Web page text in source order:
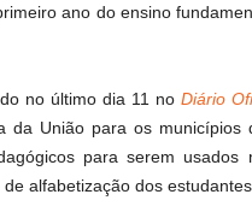
ano do ensino
no último dia 11 no Diário
da União para os
para serem
alfabetização dos estudantes.